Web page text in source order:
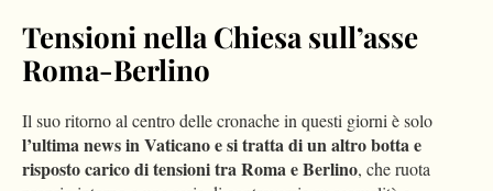
Tensioni nella Chiesa sull’asse
Roma-Berlino
Il suo ritorno al centro delle cronache in questi giorni è solo
l’ultima news in Vaticano e si tratta di un altro botta e
risposto carico di tensioni tra Roma e Berlino, che ruota